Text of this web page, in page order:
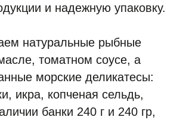
и надежную упаковку.
натуральные рыбные
томатном соусе, а
морские деликатесы:
икра, копченая сельдь,
банки 240 г и 240 гр,
МЫ
ЛЮДЕЙ,